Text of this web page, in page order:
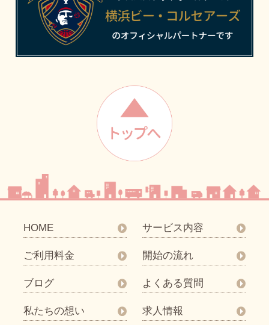
HOME サービス内容
ご利用料金 開始の流れ
ブログ よくある質問
私たちの想い 求人情報